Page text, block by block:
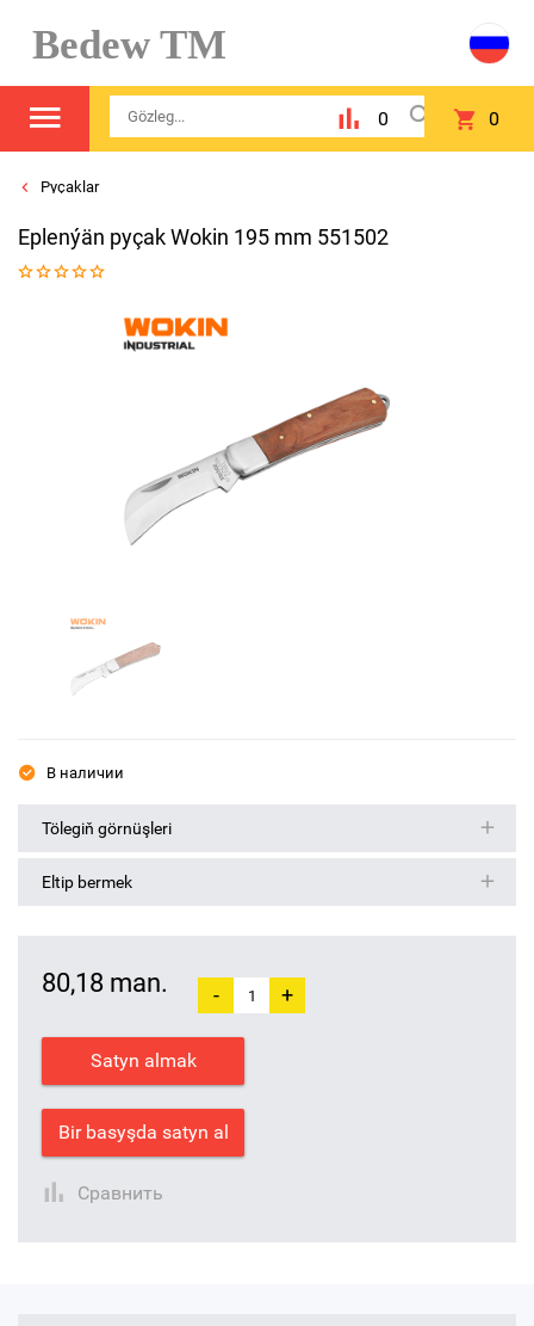
Bedew TM
0 0
Pyçaklar
Eplenýän pyçak Wokin 195 mm 551502
В наличии
Tölegiň görnüşleri
Eltip bermek
80,18 man. - +
Satyn almak
Bir basyşda satyn al
Сравнить